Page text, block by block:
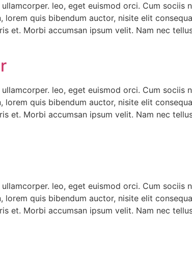
leo, eget euismod orci. Cum sociis
quis bibendum auctor, nisite elit
et. Morbi accumsan ipsum velit. Nam nec
leo, eget euismod orci. Cum sociis
quis bibendum auctor, nisite elit
et. Morbi accumsan ipsum velit. Nam nec
leo, eget euismod orci. Cum sociis
quis bibendum auctor, nisite elit
et. Morbi accumsan ipsum velit. Nam nec